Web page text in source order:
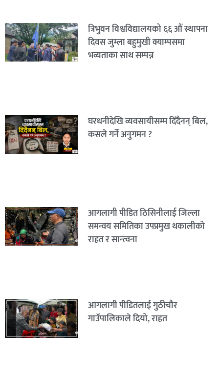
त्रिभुवन विश्वविद्यालयको ६६ औं स्थापना
दिवस जुम्ला बहुमुखी क्याम्पसमा
भव्यताका साथ सम्पन्न
घरधनीदेखि व्यवसायीसम्म दिँदैनन् बिल,
कसले गर्ने अनुगमन ?
आगलागी पीडित ठिसिनीलाई जिल्ला
समन्वय समितिका उपप्रमुख थकालीको
राहत र सान्त्वना
आगलागी पीडितलाई गुठीचौर
गाउँपालिकाले दियो, राहत